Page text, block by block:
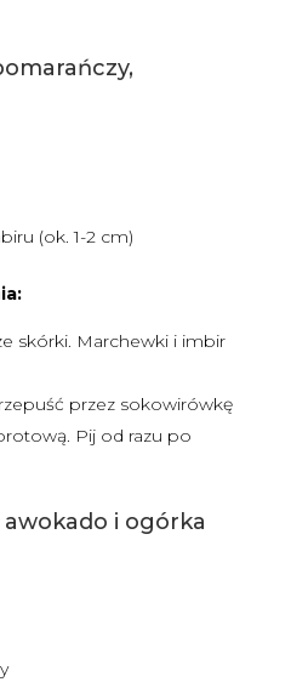
(ok. 1-2 cm)
skórki. Marchewki i imbir
przez sokowirówkę
Pij od razu po
awokado i ogórka